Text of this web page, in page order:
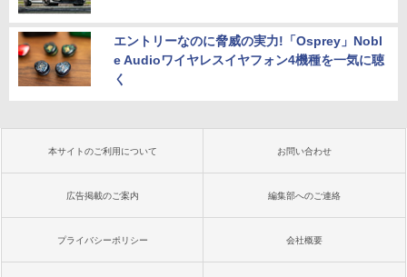
エントリーなのに脅威の実力!「Osprey」Nobl
e Audioワイヤレスイヤフォン4機種を一気に聴
く
本サイトのご利用について お問い合わせ
広告掲載のご案内 編集部へのご連絡
プライバシーポリシー 会社概要